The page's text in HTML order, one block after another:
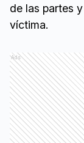
de las partes
víctima.
Ads